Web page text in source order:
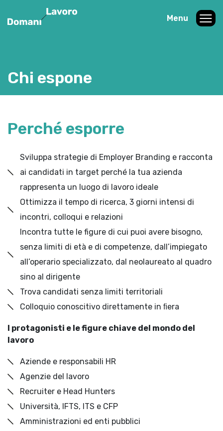
Menu
Chi espone
Perché esporre
Sviluppa strategie di Employer Branding e racconta
ai candidati in target perché la tua azienda
rappresenta un luogo di lavoro ideale
Ottimizza il tempo di ricerca, 3 giorni intensi di
incontri, colloqui e relazioni
Incontra tutte le figure di cui puoi avere bisogno,
senza limiti di età e di competenze, dall’impiegato
all’operario specializzato, dal neolaureato al quadro
sino al dirigente
Trova candidati senza limiti territoriali
Colloquio conoscitivo direttamente in ﬁera
I protagonisti e le figure chiave del mondo del
lavoro
Aziende e responsabili HR
Agenzie del lavoro
Recruiter e Head Hunters
Università, IFTS, ITS e CFP
Amministrazioni ed enti pubblici